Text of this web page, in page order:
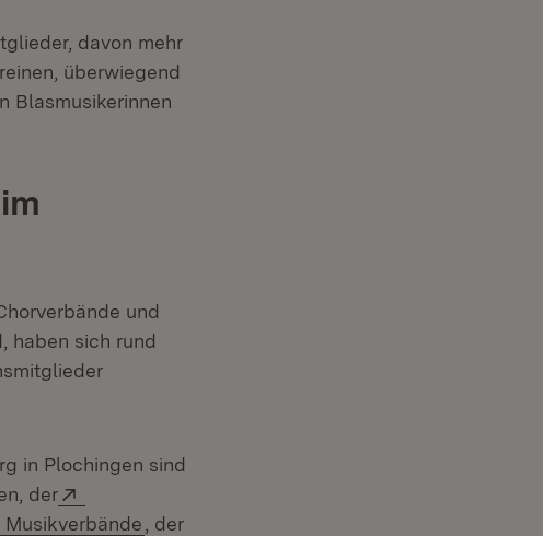
davon mehr
überwiegend
Blasmusikerinnen
und
haben sich rund
in Plochingen sind
der
(Öffnet in neuem Fenster)
, der